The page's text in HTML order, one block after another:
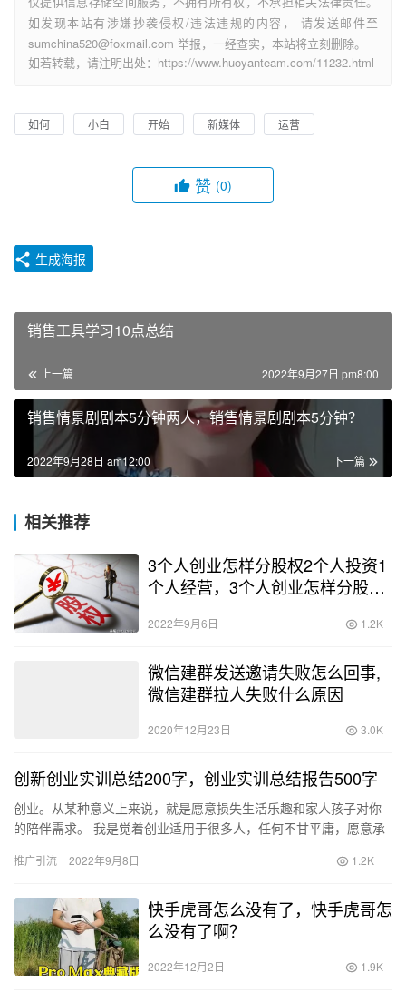
如发现本站有涉嫌抄袭侵权/违法违规的内容， 请发送邮件至
sumchina520@foxmail.com 举报，一经查实，本站将立刻删除。
如若转载，请注明出处：https://www.huoyanteam.com/11232.html
如何 小白 开始 新媒体 运营
赞 (0)
生成海报
销售工具学习10点总结
上一篇 2022年9月27日 pm8:00
销售情景剧剧本5分钟两人，销售情景剧剧本5分钟？
下一篇
2022年9月28日 am12:00
相关推荐
3个人创业怎样分股权2个人投资1
个人经营，3个人创业怎样分股权
2022年9月6日 1.2K
微信建群发送邀请失败怎么回事,
微信建群拉人失败什么原因
2020年12月23日 3.0K
创新创业实训总结200字，创业实训总结报告500字
创业。从某种意义上来说，就是愿意损失生活乐趣和家人孩子对你
的陪伴需求。 我是觉着创业适用于很多人，任何不甘平庸，愿意承
历对…
推广引流 2022年9月8日 1.2K
快手虎哥怎么没有了，快手虎哥怎
么没有了啊？
2022年12月2日 1.9K